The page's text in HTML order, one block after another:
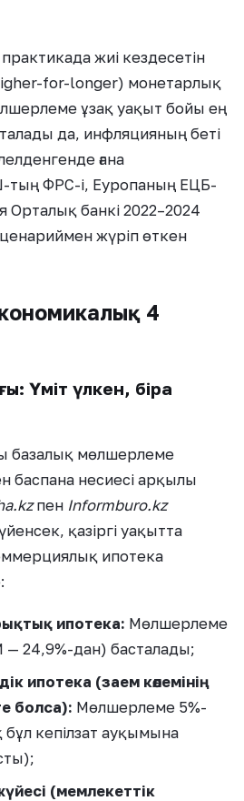
жиі кездесетін
for-longer) монетарлық
ұзақ уақыт бойы ең
да, инфляцияның беті
ғана
тың ФРС-і, Еуропаның ЕЦБ-
банкі 2022–2024
жүріп өткен
4
Үміт үлкен, бірақ
базалық мөлшерлеме
баспана несиесі арқылы
пен Informburo.kz
қазіргі уақытта
ипотека
ипотека: Мөлшерлеме
24,9%-дан) басталады;
ипотека (заем көлемінің
болса): Мөлшерлеме 5%-
бұл кепілзат ауқымына
(мемлекеттік